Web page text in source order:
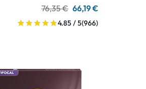
76,35 € 66,19 €
4.85 / 5(966)